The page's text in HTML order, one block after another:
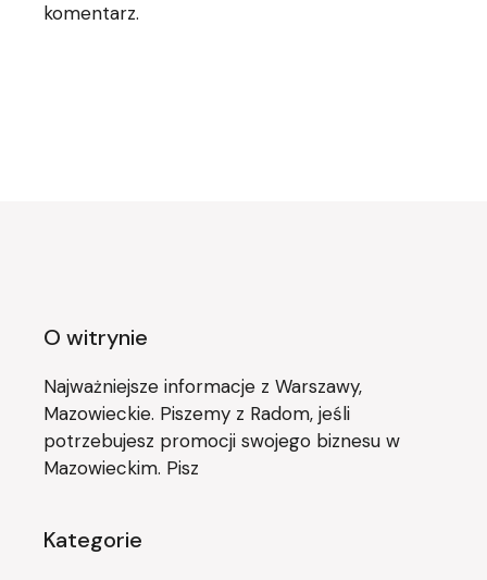
komentarz.
O witrynie
Najważniejsze informacje z Warszawy,
Mazowieckie. Piszemy z Radom, jeśli
potrzebujesz promocji swojego biznesu w
Mazowieckim. Pisz
Kategorie